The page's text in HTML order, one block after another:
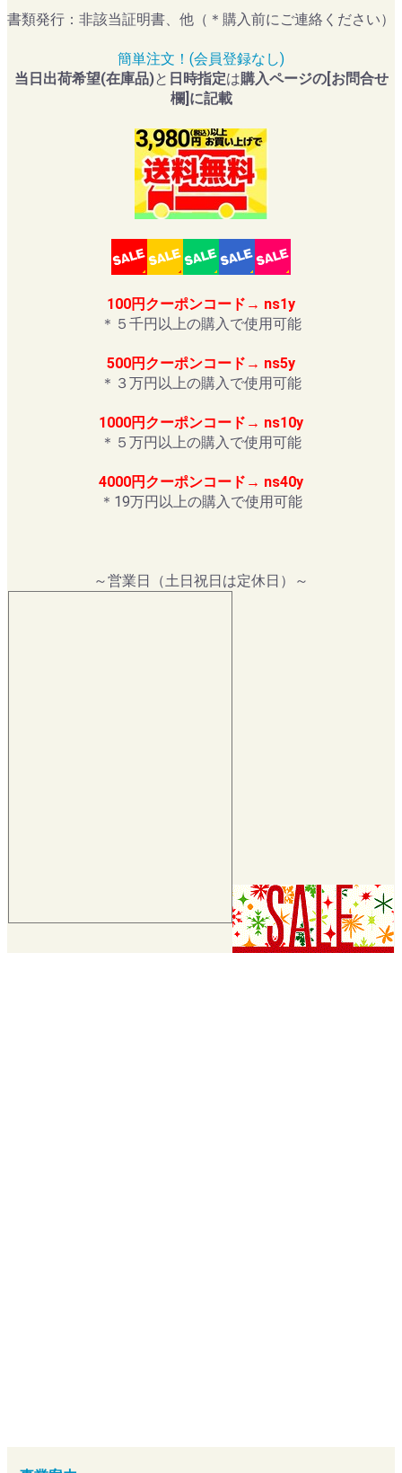
書類発行：非該当証明書、他（＊購入前にご連絡ください）
簡単注文！(会員登録なし)
当日出荷希望(在庫品)と 日時指定は購入ページの[お問合せ
欄]に記載
100円クーポンコード→ ns1y
＊５千円以上の購入で使用可能
500円クーポンコード→ ns5y
＊３万円以上の購入で使用可能
1000円クーポンコード→ ns10y
＊５万円以上の購入で使用可能
4000円クーポンコード→ ns40y
＊19万円以上の購入で使用可能
～営業日（土日祝日は定休日）～